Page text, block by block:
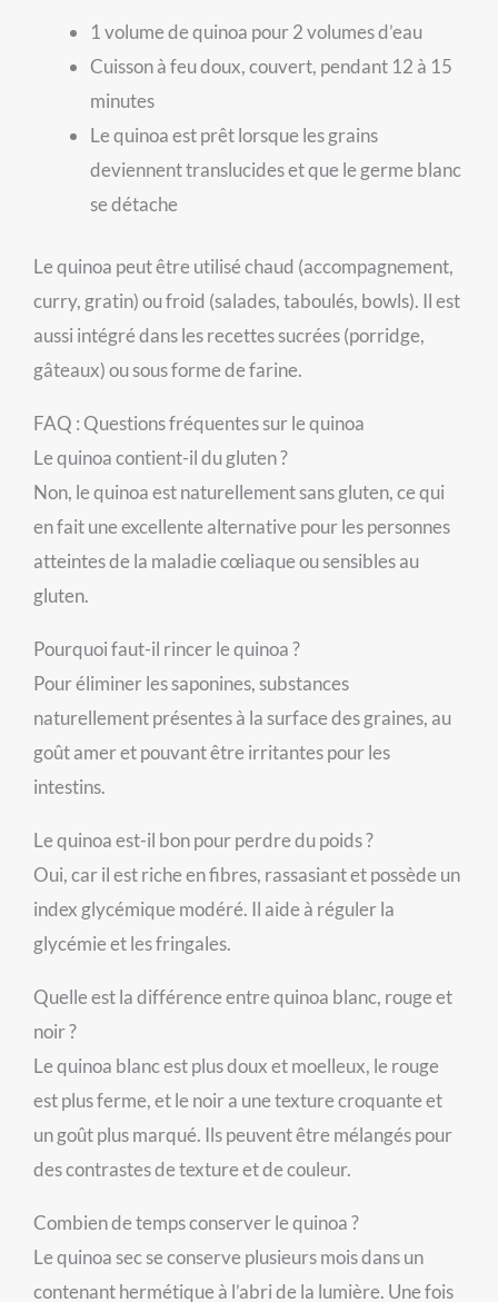
1 volume de quinoa pour 2 volumes d’eau
Cuisson à feu doux, couvert, pendant 12 à 15
minutes
Le quinoa est prêt lorsque les grains
deviennent translucides et que le germe blanc
se détache
Le quinoa peut être utilisé chaud (accompagnement,
curry, gratin) ou froid (salades, taboulés, bowls). Il est
aussi intégré dans les recettes sucrées (porridge,
gâteaux) ou sous forme de farine.
FAQ : Questions fréquentes sur le quinoa
Le quinoa contient-il du gluten ?
Non, le quinoa est naturellement sans gluten, ce qui
en fait une excellente alternative pour les personnes
atteintes de la maladie cœliaque ou sensibles au
gluten.
Pourquoi faut-il rincer le quinoa ?
Pour éliminer les saponines, substances
naturellement présentes à la surface des graines, au
goût amer et pouvant être irritantes pour les
intestins.
Le quinoa est-il bon pour perdre du poids ?
Oui, car il est riche en fibres, rassasiant et possède un
index glycémique modéré. Il aide à réguler la
glycémie et les fringales.
Quelle est la différence entre quinoa blanc, rouge et
noir ?
Le quinoa blanc est plus doux et moelleux, le rouge
est plus ferme, et le noir a une texture croquante et
un goût plus marqué. Ils peuvent être mélangés pour
des contrastes de texture et de couleur.
Combien de temps conserver le quinoa ?
Le quinoa sec se conserve plusieurs mois dans un
contenant hermétique à l’abri de la lumière. Une fois